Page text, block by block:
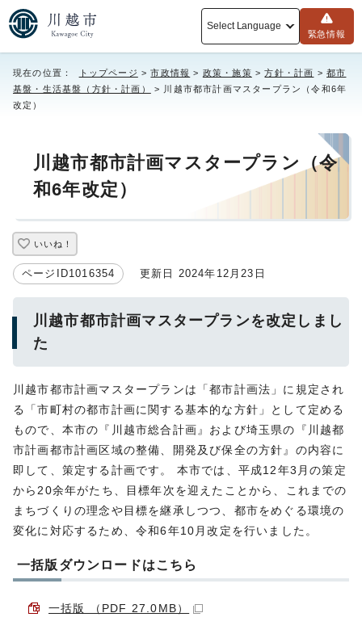
Select Language
緊急情報
現在の位置： トップページ >市政情報 > 政策・施策 >方針・計画 >都市
基盤・生活基盤（方針・計画）
> 川越市都市計画マスタープラン（令和6年
改定）
川越市都市計画マスタープラン（令
和6年改定）
いいね！
ページID1016354 更新日 2024年12月23日
川越市都市計画マスタープランを改定しまし
た
川越市都市計画マスタープランは「都市計画法」に規定され
る「市町村の都市計画に関する基本的な方針」として定める
もので、本市の『川越市総合計画』および埼玉県の『川越都
市計画都市計画区域の整備、開発及び保全の方針』の内容に
即して、策定する計画です。 本市では、平成12年3月の策定
から20余年がたち、目標年次を迎えたことから、これまでの
まちづくりの理念や目標を継承しつつ、都市をめぐる環境の
変化に対応するため、令和6年10月改定を行いました。
一括版ダウンロードはこちら
一括版 （PDF 27.0MB）